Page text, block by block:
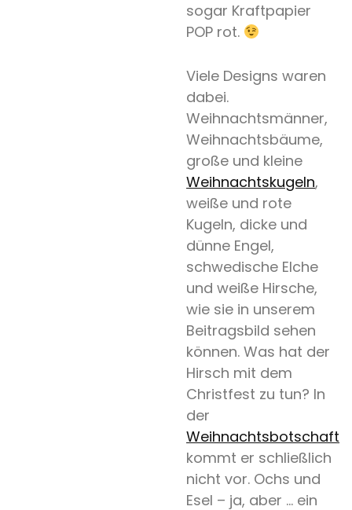
sogar Kraftpapier
POP rot.
Viele Designs waren
dabei.
Weihnachtsmänner,
Weihnachtsbäume,
große und kleine
Weihnachtskugeln,
weiße und rote
Kugeln, dicke und
dünne Engel,
schwedische Elche
und weiße Hirsche,
wie sie in unserem
Beitragsbild sehen
können. Was hat der
Hirsch mit dem
Christfest zu tun? In
der
Weihnachtsbotschaft
kommt er schließlich
nicht vor. Ochs und
Esel – ja, aber … ein